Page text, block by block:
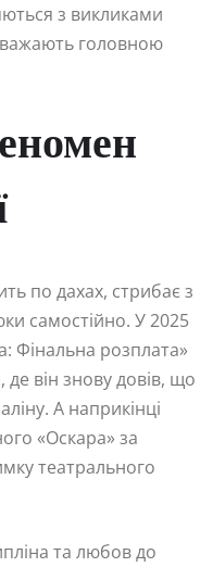
з викликами
головною
по дахах, стрибає з
самостійно. У 2025
Фінальна розплата»
він знову довів, що
А наприкінці
«Оскара» за
театрального
та любов до